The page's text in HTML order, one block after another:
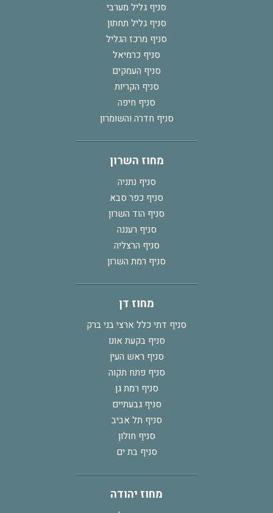
סניף גליל מערבי
סניף גליל תחתון
סניף מרכז הגליל
סניף כרמיאל
סניף העמקים
סניף הקריות
סניף חיפה
סניף חדרה והשומרון
מחוז השרון
סניף נתניה
סניף כפר סבא
סניף הוד השרון
סניף רעננה
סניף הרצליה
סניף רמת השרון
מחוז דן
סניף דתי כלל ארצי בני ברק
סניף בקעת אונו
סניף ראש העין
סניף פתח תקוה
סניף רמת גן
סניף גבעתיים
סניף תל אביב
סניף חולון
סניף בת ים
מחוז יהודה